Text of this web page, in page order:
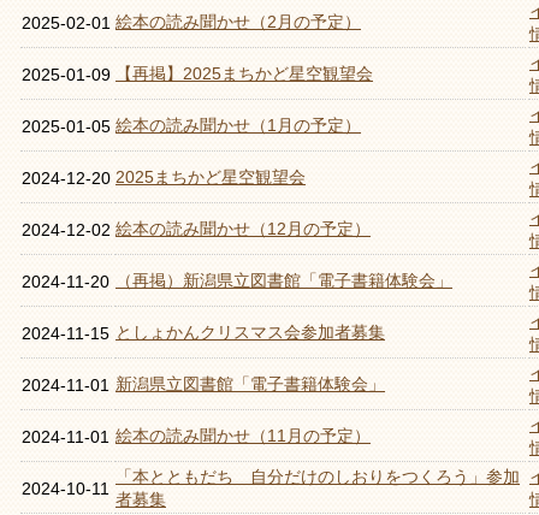
2025-02-01 絵本の読み聞かせ（2月の予定）
2025-01-09 【再掲】2025まちかど星空観望会
2025-01-05 絵本の読み聞かせ（1月の予定）
2024-12-20 2025まちかど星空観望会
2024-12-02 絵本の読み聞かせ（12月の予定）
2024-11-20 （再掲）新潟県立図書館「電子書籍体験会」
2024-11-15 としょかんクリスマス会参加者募集
2024-11-01 新潟県立図書館「電子書籍体験会」
2024-11-01 絵本の読み聞かせ（11月の予定）
2024-10-11
「本とともだち 自分だけのしおりをつくろう」参加
者募集